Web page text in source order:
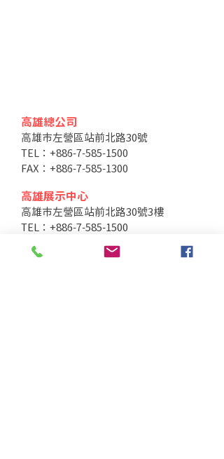
高雄總公司
高雄市左營區站前北路30號
TEL：+886-7-585-1500
FAX：+886-7-585-1300
高雄展示中心
高雄市左營區站前北路30號3樓
TEL：+886-7-585-1500
FAX：+886-7-585-1300